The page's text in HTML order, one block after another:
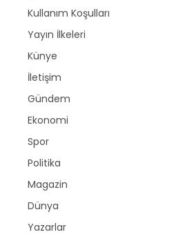
Kullanım Koşulları
Yayın İlkeleri
Künye
İletişim
Gündem
Ekonomi
Spor
Politika
Magazin
Dünya
Yazarlar